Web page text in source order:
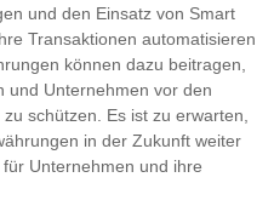
und den Einsatz von Smart
Transaktionen automatisieren
können dazu beitragen,
und Unternehmen vor den
schützen. Es ist zu erwarten,
in der Zukunft weiter
Unternehmen und ihre